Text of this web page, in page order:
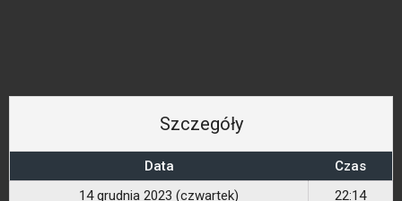
Szczegóły
Data
Czas
14 grudnia 2023 (czwartek)
22:14